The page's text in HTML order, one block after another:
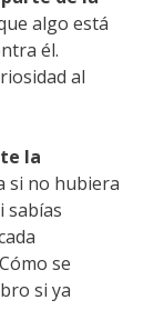
algo está
él.
al
la
si no hubiera
sabías
se
si ya